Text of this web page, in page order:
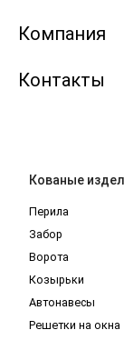
Компания
Контакты
Кованые
Перила
Забор
Ворота
Козырьки
Автонавесы
Решетки на окна